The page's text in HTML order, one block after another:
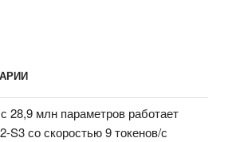
28,9 млн параметров работает
S3 со скоростью 9 токенов/с